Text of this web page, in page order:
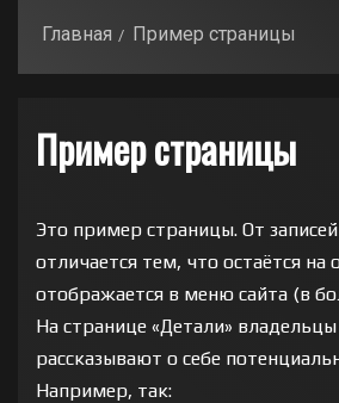
Главная Пример страницы
Пример страницы
Это пример страницы. От
отличается тем, что остаётся на
отображается в меню сайта (в
На странице «Детали»
рассказывают о себе
Например, так: